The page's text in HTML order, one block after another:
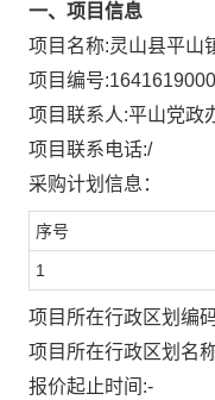
一、项目信息
项目名称:灵山县平山
项目编号:
项目联系人:平山党政
项目联系电话:/
采购计划信息：
序号
1
项目所在行政区划编
项目所在行政区划名
报价起止时间:-